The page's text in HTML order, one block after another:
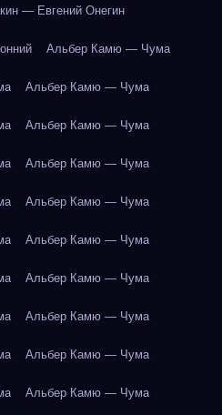
— Евгений Онегин
Альбер Камю — Чума
Альбер Камю — Чума
Альбер Камю — Чума
Альбер Камю — Чума
Альбер Камю — Чума
Альбер Камю — Чума
Альбер Камю — Чума
Альбер Камю — Чума
Альбер Камю — Чума
Альбер Камю — Чума